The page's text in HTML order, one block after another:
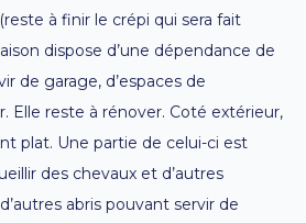
à finir le crépi qui sera fait
dispose d’une dépendance de
de garage, d’espaces de
Elle reste à rénover. Coté extérieur,
plat. Une partie de celui-ci est
des chevaux et d’autres
abris pouvant servir de